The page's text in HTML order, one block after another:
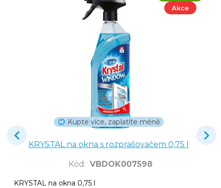
Akce
Kupte více, zaplatíte méně
KRYSTAL na okna s rozprašovačem 0,75 l
Kód : VBDOK007598
KRYSTAL na okna 0,75 l